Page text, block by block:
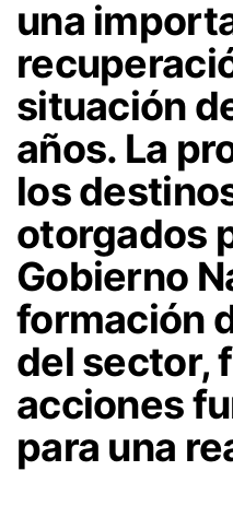
una
situación
años. La
los
otorgados
Gobierno
formación
del sector,
acciones
para una